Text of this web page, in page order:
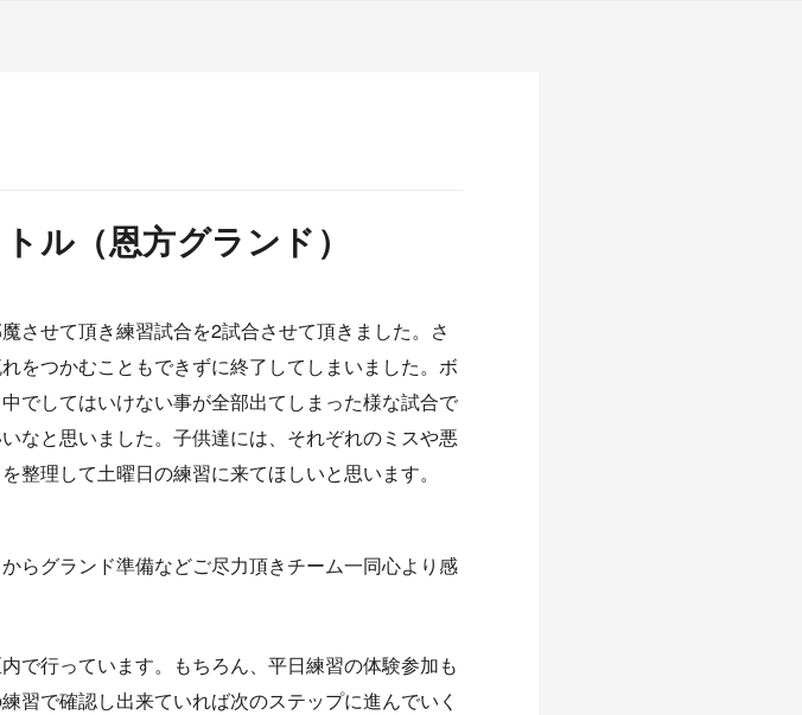
ル（恩方グランド）
させて頂き練習試合を2試合させて頂きました。さ
をつかむこともできずに終了してしまいました。ボ
でしてはいけない事が全部出てしまった様な試合で
なと思いました。子供達には、それぞれのミスや悪
理して土曜日の練習に来てほしいと思います。
らグランド準備などご尽力頂きチーム一同心より感
で行っています。もちろん、平日練習の体験参加も
習で確認し出来ていれば次のステップに進んでいく